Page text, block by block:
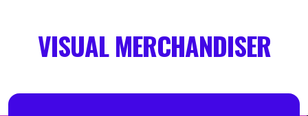
VISUAL MERCHANDISER